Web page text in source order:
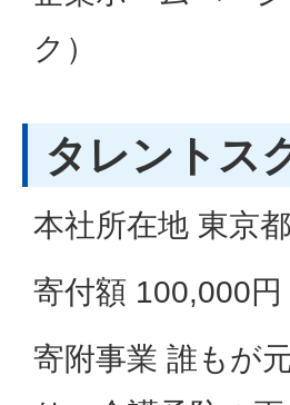
ク）
タレントス
本社所在地 東京
寄付額 100,000円
寄附事業 誰もが